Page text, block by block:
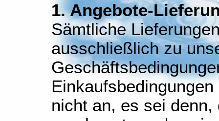
1. Angebote-
Sämtliche
ausschließlich zu
nicht an, es sei